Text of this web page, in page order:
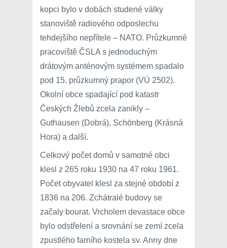
kopci bylo v dobách studené války
stanoviště radiového odposlechu
tehdejšího nepřítele – NATO. Průzkumné
pracoviště ČSLA s jednoduchým
drátovým anténovým systémem spadalo
pod 15. průzkumný prapor (VÚ 2502).
Okolní obce spadající pod katastr
Českých Žlebů zcela zanikly –
Guthausen (Dobrá), Schönberg (Krásná
Hora) a další.
Celkový počet domů v samotné obci
klesl z 265 roku 1930 na 47 roku 1961.
Počet obyvatel klesl za stejné období z
1836 na 206. Zchátralé budovy se
začaly bourat. Vrcholem devastace obce
bylo odstřelení a srovnání se zemí zcela
zpustlého farního kostela sv. Anny dne